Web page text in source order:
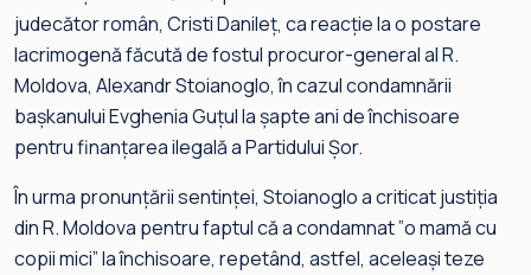
judecător român, Cristi Danileț, ca reacție la o postare
lacrimogenă făcută de fostul procuror-general al R.
Moldova, Alexandr Stoianoglo, în cazul condamnării
bașkanului Evghenia Guțul la șapte ani de închisoare
pentru finanțarea ilegală a Partidului Șor.
‍În urma pronunțării sentinței, Stoianoglo a criticat justiția
din R. Moldova pentru faptul că a condamnat ”o mamă cu
copii mici” la închisoare, repetând, astfel, aceleași teze